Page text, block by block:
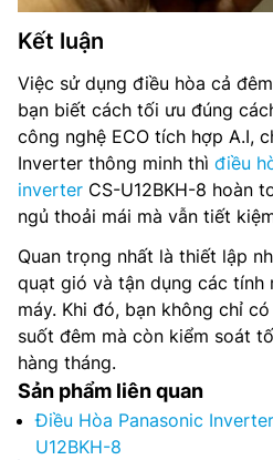
Kết luận
Việc sử dụng điều hòa cả
bạn biết cách tối ưu đúng
công nghệ ECO tích hợp A.I,
Inverter thông minh thì điều
inverter CS-U12BKH-8 hoàn
ngủ thoải mái mà vẫn tiết
Quan trọng nhất là thiết lập
quạt gió và tận dụng các tính
máy. Khi đó, bạn không chỉ
suốt đêm mà còn kiểm soát
hàng tháng.
Sản phẩm liên quan
Điều Hòa Panasonic
U12BKH-8